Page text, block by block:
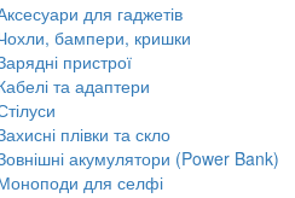
для гаджетів
бампери, кришки
пристрої
та адаптери
плівки та скло
акумулятори (Power Bank)
для селфі